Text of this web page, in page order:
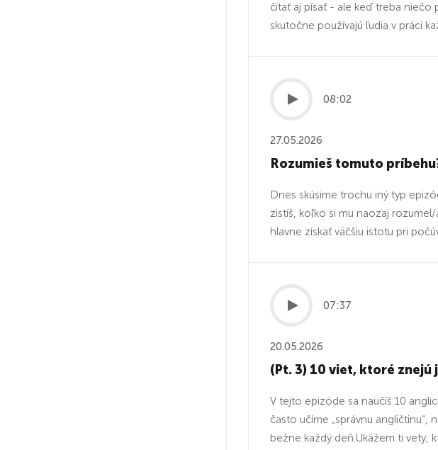
čítať aj písať - ale keď treba niečo
skutočne používajú ľudia v práci
08:02
27.05.2026
Rozumieš tomuto
Dnes skúsime trochu iný typ
zistíš, koľko si mu naozaj
hlavne získať väčšiu istotu pri
07:37
20.05.2026
(Pt. 3) 10 viet, ktoré
V tejto epizóde sa naučíš 10
často učíme „správnu angličtinu“,
bežne každý deň.Ukážem ti vety,